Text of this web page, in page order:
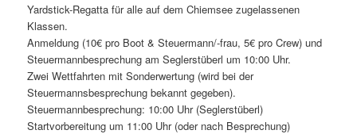
Yardstick-Regatta für alle auf dem Chiemsee zugelassenen
Klassen.
Anmeldung (10€ pro Boot & Steuermann/-frau, 5€ pro Crew) und
Steuermannbesprechung am Seglerstüberl um 10:00 Uhr.
Zwei Wettfahrten mit Sonderwertung (wird bei der
Steuermannsbesprechung bekannt gegeben).
Steuermannbesprechung: 10:00 Uhr (Seglerstüberl)
Startvorbereitung um 11:00 Uhr (oder nach Besprechung)